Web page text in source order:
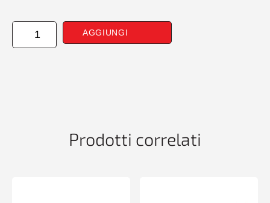
PARAURTI
ANTERIORE
AGGIUNGI
Prodotti correlati